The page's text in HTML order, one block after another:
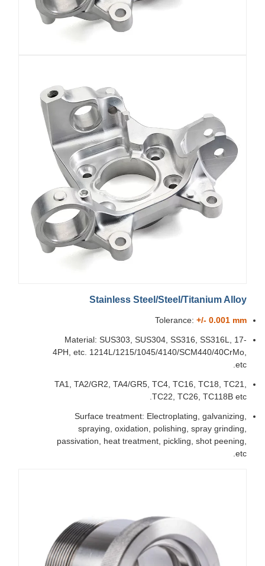
Stainless Steel/Steel/Titanium Alloy
Tolerance: +/- 0.001 mm
Material: SUS303, SUS304, SS316, SS316L, 17-
4PH, etc. 1214L/1215/1045/4140/SCM440/40CrMo,
etc.
TA1, TA2/GR2, TA4/GR5, TC4, TC16, TC18, TC21,
TC22, TC26, TC118B etc.
Surface treatment: Electroplating, galvanizing,
spraying, oxidation, polishing, spray grinding,
passivation, heat treatment, pickling, shot peening,
etc.